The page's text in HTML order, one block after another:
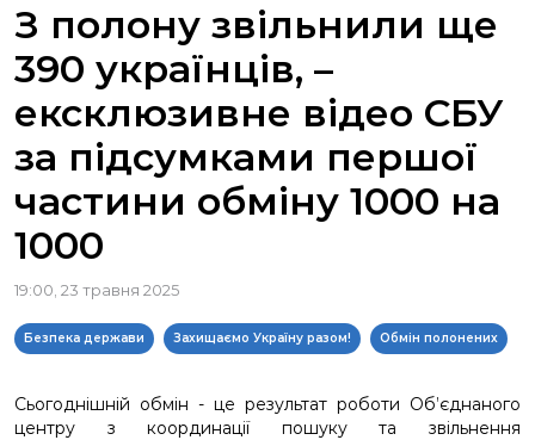
ФОТОГАЛЕРЕЯ
КОНТАКТИ ПРЕСЦЕНТРУ
З полону звільнили ще
390 українців, –
ексклюзивне відео СБУ
за підсумками першої
частини обміну 1000 на
1000
19:00, 23 травня 2025
Безпека держави Захищаємо Україну разом! Обмін полонених
Сьогоднішній обмін - це результат роботи Об’єднаного
центру з координації пошуку та звільнення